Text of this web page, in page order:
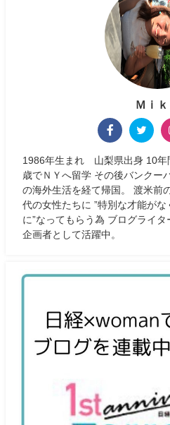
Ｍｉｋ
1986年生まれ 山梨県出身 10年
歳でＮＹへ留学 その後バンクー
の海外生活を経て帰国。 渡米前
代の女性たちに ”特別な才能が
に”なってもらう為 ブログライ
企画者として活躍中。